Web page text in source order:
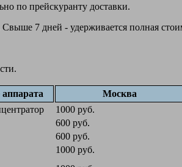
по прейскуранту доставки.
7 дней - удерживается полная
Москва
1000 руб.
600 руб.
600 руб.
1000 руб.